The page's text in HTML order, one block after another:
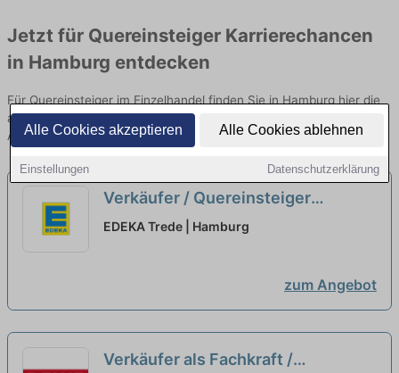
Alle Cookies akzeptieren Alle Cookies ablehnen
Einstellungen Datenschutzerklärung
Jetzt für Quereinsteiger Karrierechancen
in Hamburg entdecken
Für Quereinsteiger im Einzelhandel finden Sie in Hamburg hier die
aktuellsten Angebote. Entdecken Sie freie Optionen von Top-
Arbeitgebern und bewerben Sie sich noch heute.
Verkäufer / Quereinsteiger
Frischetheke (m/w/d)
EDEKA Trede | Hamburg
zum Angebot
Verkäufer als Fachkraft /